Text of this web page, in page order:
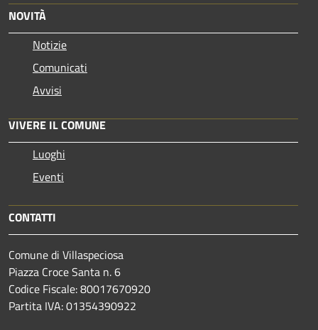
NOVITÀ
Notizie
Comunicati
Avvisi
VIVERE IL COMUNE
Luoghi
Eventi
CONTATTI
Comune di Villaspeciosa
Piazza Croce Santa n. 6
Codice Fiscale: 80017670920
Partita IVA: 01354390922